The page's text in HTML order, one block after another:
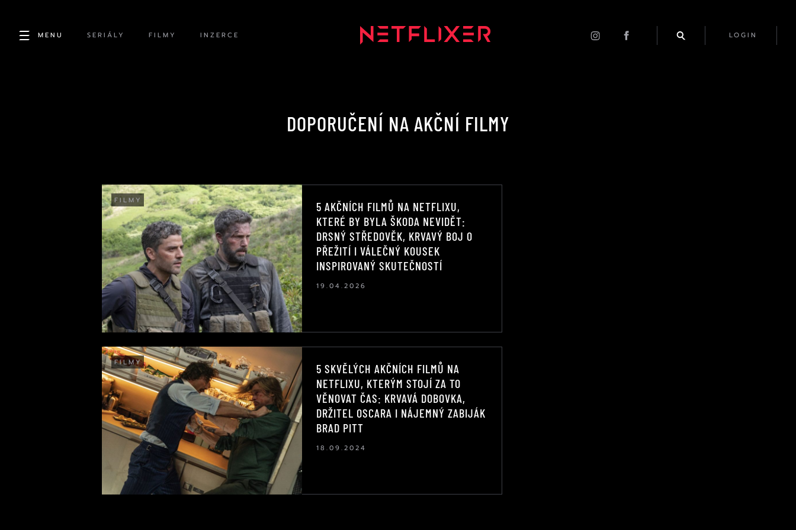
MENU SERIÁLY FILMY INZERCE LOGIN
DOPORUČENÍ NA AKČNÍ FILMY
FILMY
5 AKČNÍCH FILMŮ NA NETFLIXU,
KTERÉ BY BYLA ŠKODA NEVIDĚT:
DRSNÝ STŘEDOVĚK, KRVAVÝ BOJ O
PŘEŽITÍ I VÁLEČNÝ KOUSEK
INSPIROVANÝ SKUTEČNOSTÍ
19.04.2026
FILMY
5 SKVĚLÝCH AKČNÍCH FILMŮ NA
NETFLIXU, KTERÝM STOJÍ ZA TO
VĚNOVAT ČAS: KRVAVÁ DOBOVKA,
DRŽITEL OSCARA I NÁJEMNÝ ZABIJÁK
BRAD PITT
18.09.2024